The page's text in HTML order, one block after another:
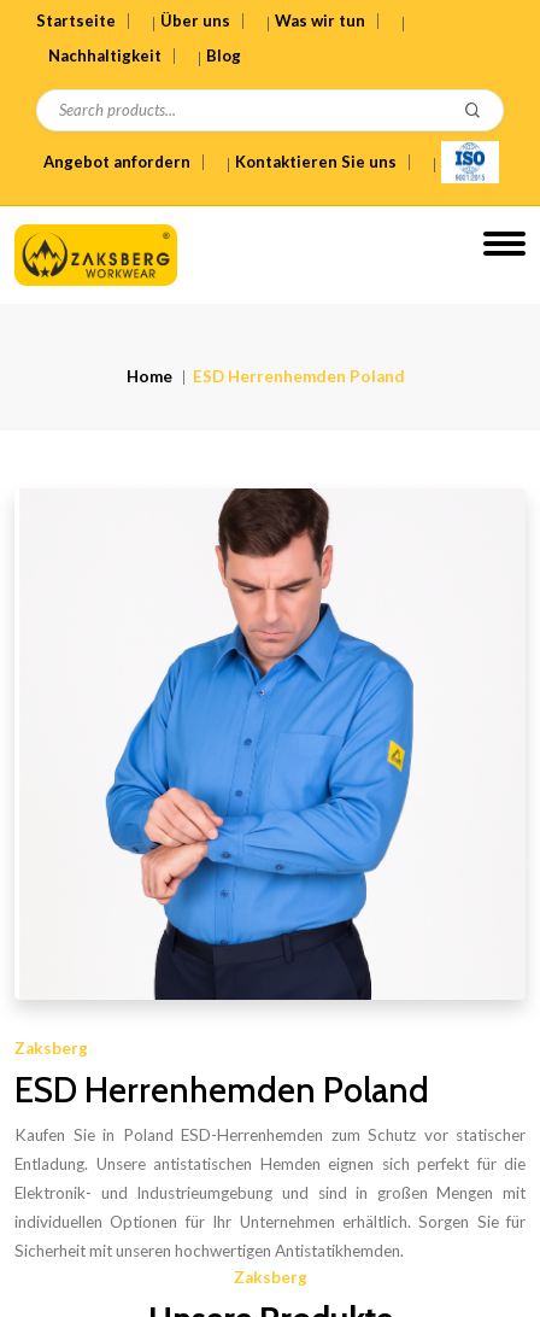
Startseite Über uns
Was wir tun
Nachhaltigkeit
Blog
Angebot anfordern Kontaktieren Sie uns
Home ESD Herrenhemden Poland
Zaksberg
ESD Herrenhemden Poland
Kaufen Sie in Poland ESD-Herrenhemden zum Schutz vor statischer
Entladung. Unsere antistatischen Hemden eignen sich perfekt für die
Elektronik- und Industrieumgebung und sind in großen Mengen mit
individuellen Optionen für Ihr Unternehmen erhältlich. Sorgen Sie für
Sicherheit mit unseren hochwertigen Antistatikhemden.
Zaksberg